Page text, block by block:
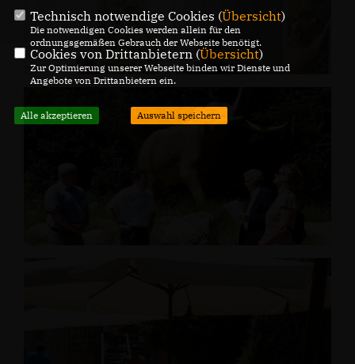
Technisch notwendige Cookies (Übersicht)
Die notwendigen Cookies werden allein für den
ordnungsgemäßen Gebrauch der Webseite benötigt.
Cookies von Drittanbietern (Übersicht)
Zur Optimierung unserer Webseite binden wir Dienste und
Angebote von Drittanbietern ein.
Alle akzeptieren Auswahl speichern